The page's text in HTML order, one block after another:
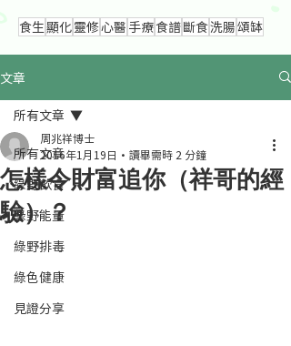
食生顯化靈修心醫 手療食譜斷食洗腸頌缽
文章
所有文章
綠野飲食
綠野能量
綠野排毒
綠色健康
見證分享
所有文章
怎樣令財富追你（祥哥的經
驗）？
周兆祥博士
2016年1月19日
讀畢需時 2 分鐘